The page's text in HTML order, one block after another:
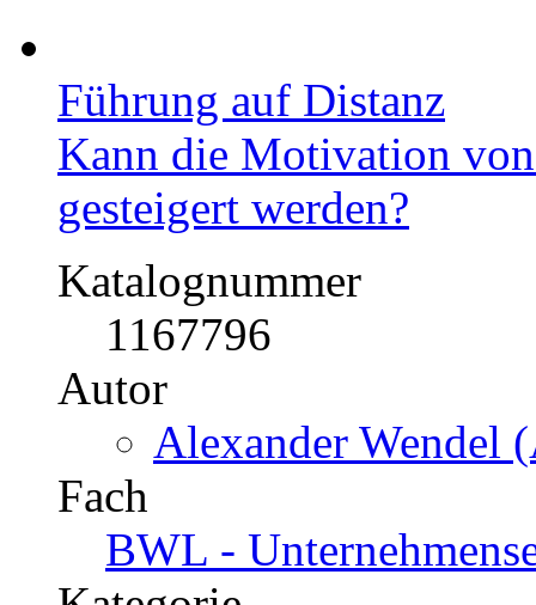
Führung auf Distanz
Kann die Motivation
gesteigert werden?
Katalognummer
1167796
Autor
Alexander Wendel
Fach
BWL -